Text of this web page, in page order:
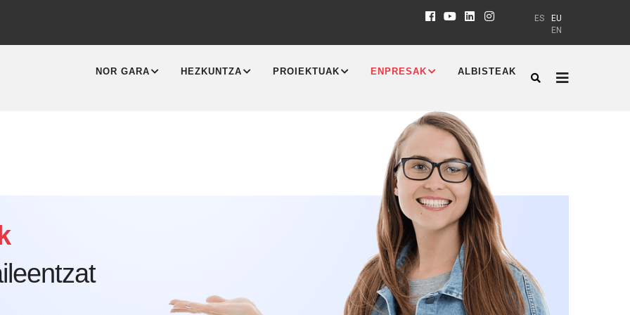
EU
ES
EN
NAVIGATION
NOR GARA HEZKUNTZA PROIEKTUAK ENPRESAK ALBISTEAK